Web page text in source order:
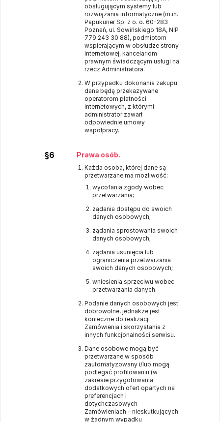
obsługującym systemy lub
rozwiązania informatyczne (m.in.
Papukurier Sp. z o. o. 60-283
Poznań, ul. Sowińskiego 18A, NIP
779 243 30 88), podmiotom
wspierającym w obsłudze strony
internetowej, kancelariom
prawnym świadczącym usługi na
rzecz Administratora.
W przypadku dokonania zakupu
dane będą przekazywane
operatorom płatności
internetowych, z którymi
administrator zawarł
odpowiednie umowy
współpracy.
§6 Prawa osób.
Każda osoba, której dane są
przetwarzane ma możliwość:
wycofania zgody wobec
przetwarzania;
żądania dostępu do swoich
danych osobowych;
żądania sprostowania swoich
danych osobowych;
żądania usunięcia lub
ograniczenia przetwarzania
swoich danych osobowych;
wniesienia sprzeciwu wobec
przetwarzania danych.
Podanie danych osobowych jest
dobrowolne, jednakże jest
konieczne do realizacji
Zamówienia i skorzystania z
innych funkcjonalności serwisu.
Dane osobowe mogą być
przetwarzane w sposób
zautomatyzowany i/lub mogą
podlegać profilowaniu (w
zakresie przygotowania
dodatkowych ofert opartych na
preferencjach i
dotychczasowych
Zamówieniach – nieskutkujących
w żadnym wypadku